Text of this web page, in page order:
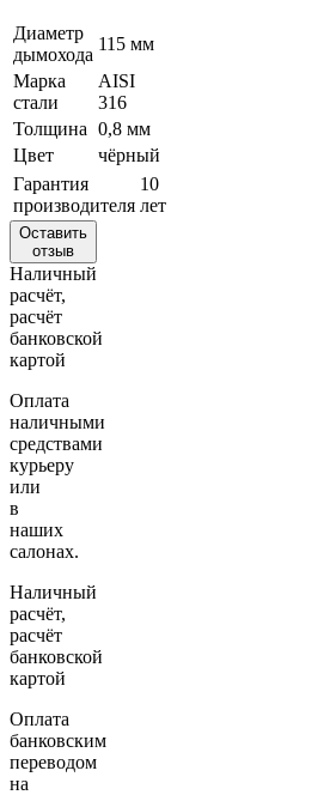
Диаметр
дымохода
115 мм
Марка
стали
AISI
316
Толщина 0,8 мм
Цвет
чёрный
Гарантия
производителя
10
лет
Оставить
отзыв
Наличный
расчёт,
расчёт
банковской
картой
Оплата
наличными
средствами
курьеру
или
в
наших
салонах.
Наличный
расчёт,
расчёт
банковской
картой
Оплата
банковским
переводом
на